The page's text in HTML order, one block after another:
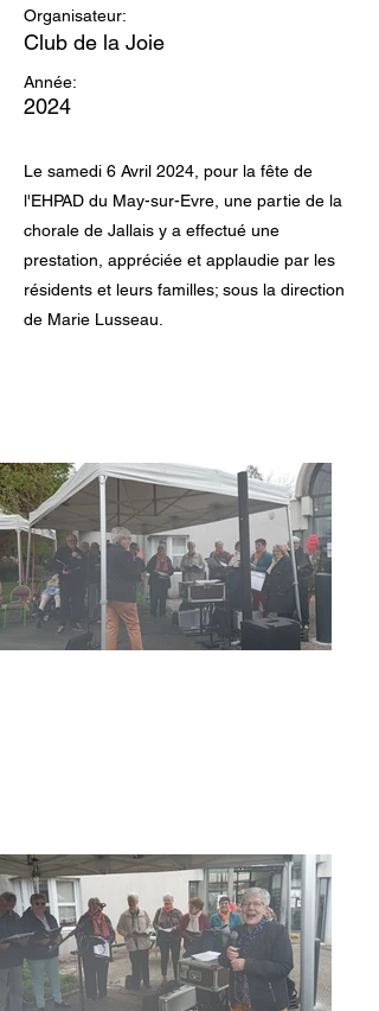
Organisateur:
Club de la Joie
Année:
2024
Le samedi 6 Avril 2024, pour la fête de
l'EHPAD du May-sur-Evre, une partie de la
chorale de Jallais y a effectué une
prestation, appréciée et applaudie par les
résidents et leurs familles; sous la direction
de Marie Lusseau.